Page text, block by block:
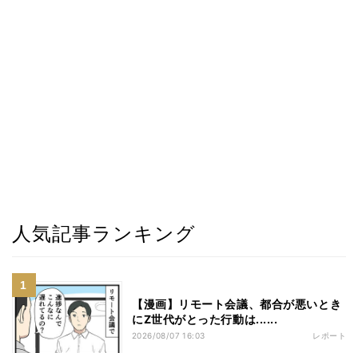
人気記事ランキング
【漫画】リモート会議、都合が悪いとき
にZ世代がとった行動は......
2026/08/07 16:03 レポート